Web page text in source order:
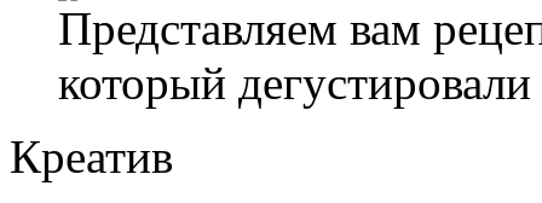
Представляем вам
который
Креатив